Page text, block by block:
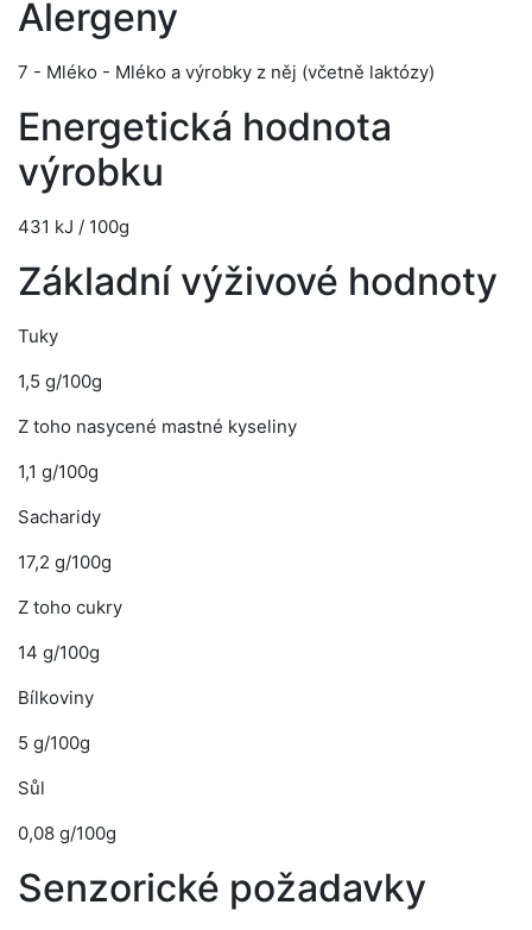
Alergeny
7 - Mléko - Mléko a výrobky z něj (včetně laktózy)
Energetická hodnota
výrobku
431 kJ / 100g
Základní výživové hodnoty
Tuky
1,5 g/100g
Z toho nasycené mastné kyseliny
1,1 g/100g
Sacharidy
17,2 g/100g
Z toho cukry
14 g/100g
Bílkoviny
5 g/100g
Sůl
0,08 g/100g
Senzorické požadavky